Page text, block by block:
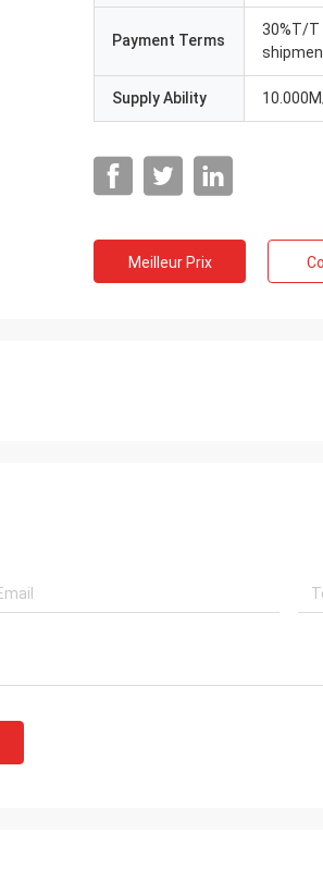
Payment Terms
30%T/T
Supply Ability
Meilleur Prix